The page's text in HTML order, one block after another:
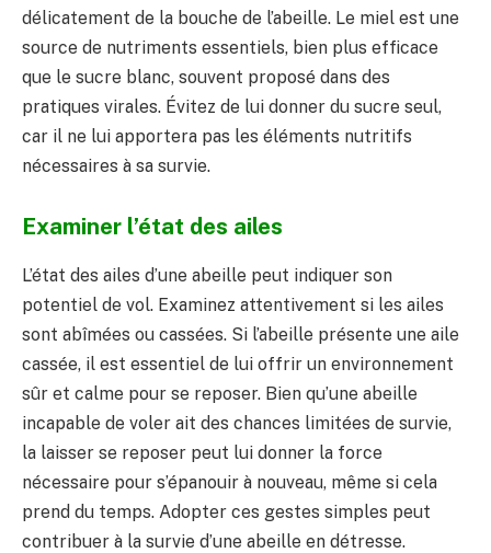
délicatement de la bouche de l’abeille. Le miel est une
source de nutriments essentiels, bien plus efficace
que le sucre blanc, souvent proposé dans des
pratiques virales. Évitez de lui donner du sucre seul,
car il ne lui apportera pas les éléments nutritifs
nécessaires à sa survie.
Examiner l’état des ailes
L’état des ailes d’une abeille peut indiquer son
potentiel de vol. Examinez attentivement si les ailes
sont abîmées ou cassées. Si l’abeille présente une aile
cassée, il est essentiel de lui offrir un environnement
sûr et calme pour se reposer. Bien qu’une abeille
incapable de voler ait des chances limitées de survie,
la laisser se reposer peut lui donner la force
nécessaire pour s’épanouir à nouveau, même si cela
prend du temps. Adopter ces gestes simples peut
contribuer à la survie d’une abeille en détresse.